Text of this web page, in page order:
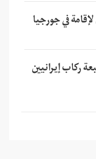
في جورجيا
ركاب إيرانيين